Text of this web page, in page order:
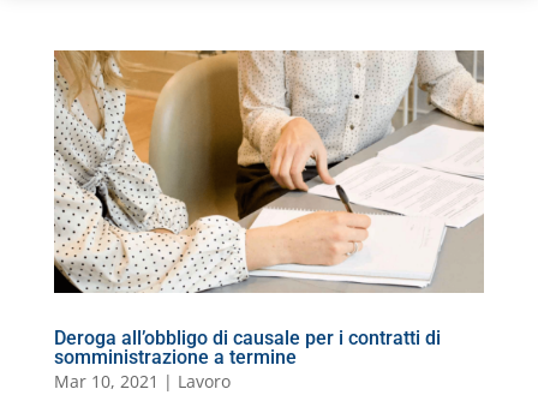
Deroga all’obbligo di causale per i contratti di
somministrazione a termine
Mar 10, 2021 | Lavoro